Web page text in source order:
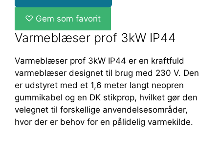
♡ Gem som favorit
Varmeblæser prof 3kW IP44
Varmeblæser prof 3kW IP44 er en kraftfuld
varmeblæser designet til brug med 230 V. Den
er udstyret med et 1,6 meter langt neopren
gummikabel og en DK stikprop, hvilket gør den
velegnet til forskellige anvendelsesområder,
hvor der er behov for en pålidelig varmekilde.